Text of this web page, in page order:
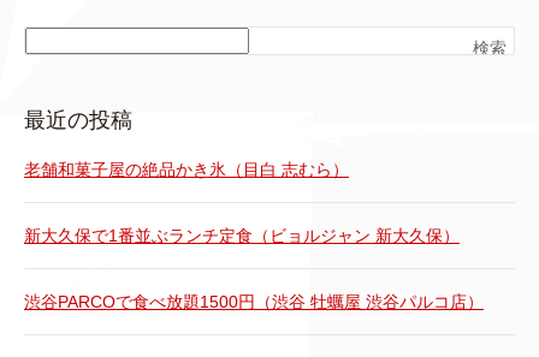
検索
最近の投稿
老舗和菓子屋の絶品かき氷（目白 志むら）
新大久保で1番並ぶランチ定食（ビョルジャン 新大久保）
渋谷PARCOで食べ放題1500円（渋谷 牡蠣屋 渋谷パルコ店）